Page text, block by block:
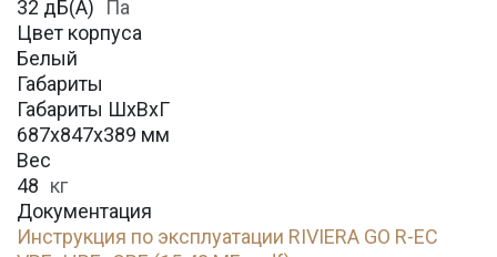
32 дБ(А)
Па
Цвет корпуса
Белый
Габариты
Габариты ШхВхГ
687x847x389 мм
Вес
48 кг
Документация
Инструкция по эксплуатации RIVIERA GO R-EC